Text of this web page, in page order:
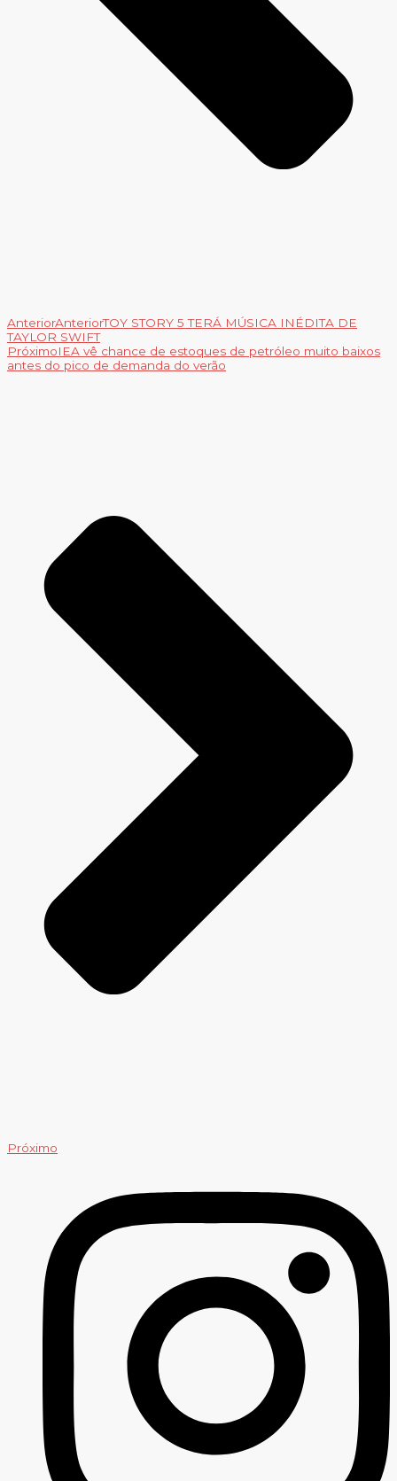
AnteriorAnteriorTOY STORY 5 TERÁ MÚSICA INÉDITA DE
TAYLOR SWIFT
PróximoIEA vê chance de estoques de petróleo muito baixos
antes do pico de demanda do verão
Próximo